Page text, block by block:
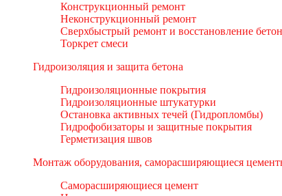
Конструкционный ремонт
Неконструкционный ремонт
Сверхбыстрый ремонт и восстановление
Торкрет смеси
Гидроизоляция и защита бетона
Гидроизоляционные покрытия
Гидроизоляционные штукатурки
Остановка активных течей (Гидропломбы)
Гидрофобизаторы и защитные покрытия
Герметизация швов
Монтаж оборудования, саморасширяющиеся
Саморасширяющиеся цемент